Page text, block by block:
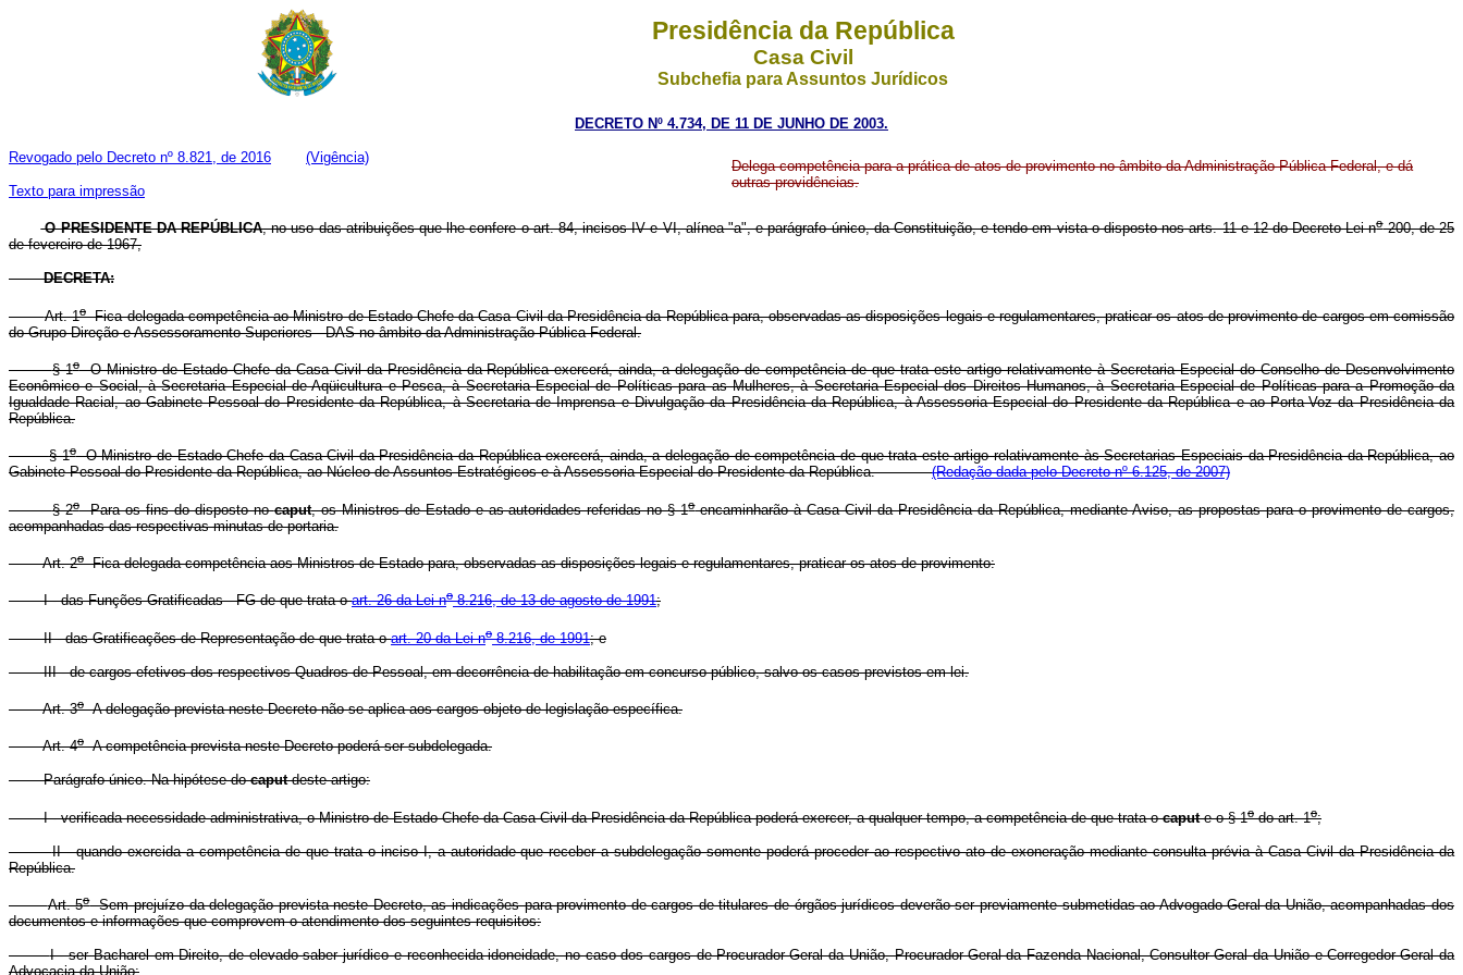
Presidência da República
Casa Civil
Subchefia para Assuntos Jurídicos
DECRETO Nº 4.734, DE 11 DE JUNHO DE 2003.
Revogado pelo Decreto nº 8.821, de 2016 (Vigência)
Texto para impressão
Delega competência para a prática de atos de provimento no âmbito da Administração Pública Federal, e dá
outras providências.
O PRESIDENTE DA REPÚBLICA, no uso das atribuições que lhe confere o art. 84, incisos IV e VI, alínea "a", e parágrafo único, da Constituição, e tendo em vista o disposto nos arts. 11 e 12 do Decreto-Lei no200, de 25
de fevereiro de 1967,
DECRETA:
Art. 1oFica delegada competência ao Ministro de Estado Chefe da Casa Civil da Presidência da República para, observadas as disposições legais e regulamentares, praticar os atos de provimento de cargos em comissão
do Grupo-Direção e Assessoramento Superiores - DAS no âmbito da Administração Pública Federal.
§ 1oO Ministro de Estado Chefe da Casa Civil da Presidência da República exercerá, ainda, a delegação de competência de que trata este artigo relativamente à Secretaria Especial do Conselho de Desenvolvimento
Econômico e Social, à Secretaria Especial de Aqüicultura e Pesca, à Secretaria Especial de Políticas para as Mulheres, à Secretaria Especial dos Direitos Humanos, à Secretaria Especial de Políticas para a Promoção da
Igualdade Racial, ao Gabinete Pessoal do Presidente da República, à Secretaria de Imprensa e Divulgação da Presidência da República, à Assessoria Especial do Presidente da República e ao Porta-Voz da Presidência da
República.
§ 1oO Ministro de Estado Chefe da Casa Civil da Presidência da República exercerá, ainda, a delegação de competência de que trata este artigo relativamente às Secretarias Especiais da Presidência da República, ao
Gabinete Pessoal do Presidente da República, ao Núcleo de Assuntos Estratégicos e à Assessoria Especial do Presidente da República.(Redação dada pelo Decreto nº 6.125, de 2007)
§ 2oPara os fins do disposto nocaput, os Ministros de Estado e as autoridades referidas no § 1oencaminharão à Casa Civil da Presidência da República, mediante Aviso, as propostas para o provimento de cargos,
acompanhadas das respectivas minutas de portaria.
Art. 2oFica delegada competência aos Ministros de Estado para, observadas as disposições legais e regulamentares, praticar os atos de provimento:
I - das Funções Gratificadas - FG de que trata oart. 26 da Lei no8.216, de 13 de agosto de 1991;
II - das Gratificações de Representação de que trata oart. 20 da Lei no8.216, de 1991; e
III - de cargos efetivos dos respectivos Quadros de Pessoal, em decorrência de habilitação em concurso público, salvo os casos previstos em lei.
Art. 3oA delegação prevista neste Decreto não se aplica aos cargos objeto de legislação específica.
Art. 4oA competência prevista neste Decreto poderá ser subdelegada.
Parágrafo único. Na hipótese docaputdeste artigo:
I - verificada necessidade administrativa, o Ministro de Estado Chefe da Casa Civil da Presidência da República poderá exercer, a qualquer tempo, a competência de que trata ocapute o § 1odo art. 1o;
II - quando exercida a competência de que trata o inciso I, a autoridade que receber a subdelegação somente poderá proceder ao respectivo ato de exoneração mediante consulta prévia à Casa Civil da Presidência da
República.
Art. 5oSem prejuízo da delegação prevista neste Decreto, as indicações para provimento de cargos de titulares de órgãos jurídicos deverão ser previamente submetidas ao Advogado-Geral da União, acompanhadas dos
documentos e informações que comprovem o atendimento dos seguintes requisitos:
I - ser Bacharel em Direito, de elevado saber jurídico e reconhecida idoneidade, no caso dos cargos de Procurador-Geral da União, Procurador-Geral da Fazenda Nacional, Consultor-Geral da União e Corregedor-Geral da
Advocacia da União;